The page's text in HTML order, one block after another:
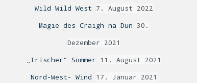
Wild Wild West 7. August 2022
Magie des Craigh na Dun 30.
Dezember 2021
„Irischer“ Sommer 11. August 2021
Nord-West- Wind 17. Januar 2021